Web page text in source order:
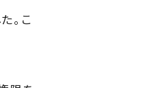
。こ